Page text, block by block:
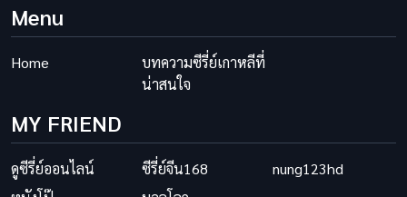
Menu
Home
บทความซีรี่ย์เกาหลีที่
น่าสนใจ
MY FRIEND
ดูซีรี่ย์ออนไลน์ ซีรี่ย์จีน168
nung123hd